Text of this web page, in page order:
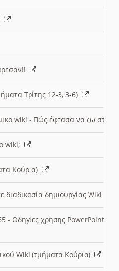
Τρίτης 12-3, 3-6)
wiki - Πώς έφτασα να ζω στην
wiki;
Κούρια)
διαδικασία δημιουργίας Wiki
- Οδηγίες χρήσης PowerPoint
Wiki (τμήματα Κούρια)